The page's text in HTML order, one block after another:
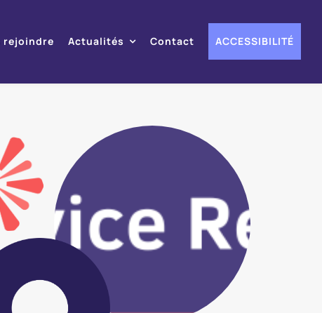
rejoindre Actualités Contact ACCESSIBILITÉ